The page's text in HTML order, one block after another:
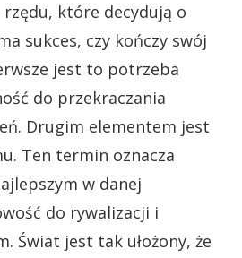
które decydują o
sukces, czy kończy swój
jest to potrzeba
do przekraczania
Drugim elementem jest
Ten termin oznacza
w danej
do rywalizacji i
Świat jest tak ułożony, że